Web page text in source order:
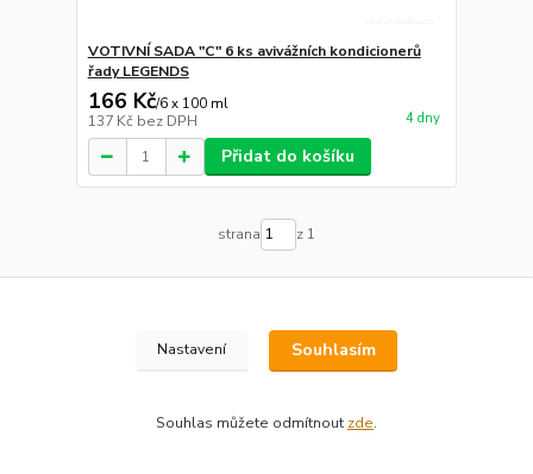
VOTIVNÍ SADA "C" 6 ks avivážních kondicionerů
řady LEGENDS
166 Kč/6 x 100 ml
137 Kč bez DPH 4 dny
Přidat do košíku
strana z 1
Novinky z našeho blogu
Nastavení Souhlasím
Souhlas můžete odmítnout zde.